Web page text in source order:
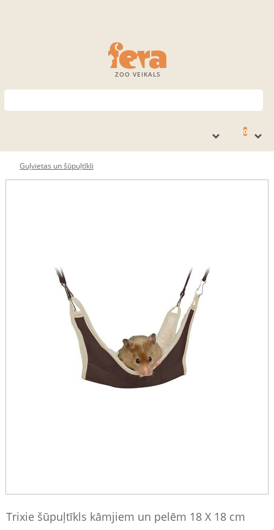
ZOO VEIKALS
0
Guļvietas un šūpuļtīkli
Trixie šūpuļtīkls kāmjiem un pelēm 18 X 18 cm